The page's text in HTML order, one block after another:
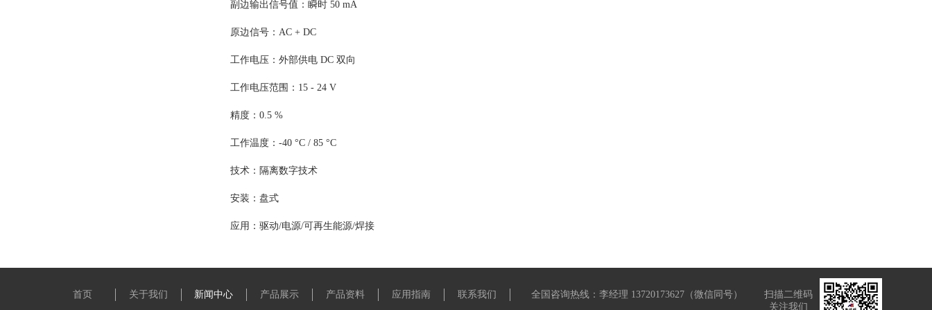
副边输出信号值：瞬时 50 mA
原边信号：AC + DC
工作电压：外部供电 DC 双向
工作电压范围：15 - 24 V
精度：0.5 %
工作温度：-40 °C / 85 °C
技术：隔离数字技术
安装：盘式
应用：驱动/电源/可再生能源/焊接
首页 关于我们 新闻中心 产品展示 产品资料 应用指南 联系我们 全国咨询热线：李经理 13720173627（微信同号）
扫描二维码
关注我们